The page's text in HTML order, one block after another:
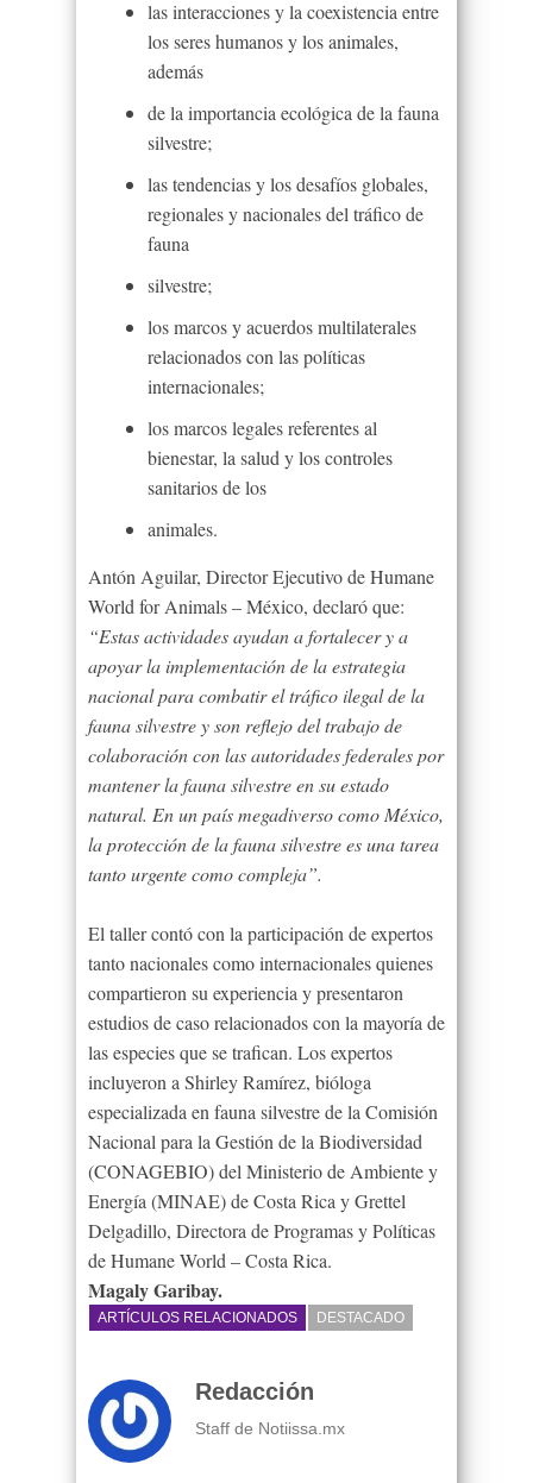
las interacciones y la coexistencia entre
los seres humanos y los animales,
además
de la importancia ecológica de la fauna
silvestre;
las tendencias y los desafíos globales,
regionales y nacionales del tráfico de
fauna
silvestre;
los marcos y acuerdos multilaterales
relacionados con las políticas
internacionales;
los marcos legales referentes al
bienestar, la salud y los controles
sanitarios de los
animales.
Antón Aguilar, Director Ejecutivo de Humane
World for Animals – México, declaró que:
“Estas actividades ayudan a fortalecer y a
apoyar la implementación de la estrategia
nacional para combatir el tráfico ilegal de la
fauna silvestre y son reflejo del trabajo de
colaboración con las autoridades federales por
mantener la fauna silvestre en su estado
natural. En un país megadiverso como México,
la protección de la fauna silvestre es una tarea
tanto urgente como compleja”.
El taller contó con la participación de expertos
tanto nacionales como internacionales quienes
compartieron su experiencia y presentaron
estudios de caso relacionados con la mayoría de
las especies que se trafican. Los expertos
incluyeron a Shirley Ramírez, bióloga
especializada en fauna silvestre de la Comisión
Nacional para la Gestión de la Biodiversidad
(CONAGEBIO) del Ministerio de Ambiente y
Energía (MINAE) de Costa Rica y Grettel
Delgadillo, Directora de Programas y Políticas
de Humane World – Costa Rica.
Magaly Garibay.
ARTÍCULOS RELACIONADOS DESTACADO
Redacción
Staff de Notiissa.mx